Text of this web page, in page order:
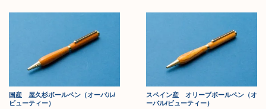
国産 屋久杉ボールペン（オーバル/
ビューティー）
スペイン産 オリーブボールペン（オ
ーバル/ビューティー）